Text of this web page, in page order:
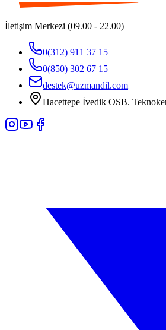
İletişim Merkezi (09.00 - 22.00)
0(312) 911 37 15
0(850) 302 67 15
destek@uzmandil.com
Hacettepe İvedik OSB.